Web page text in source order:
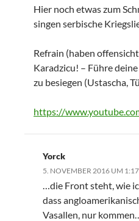
Hier noch etwas zum
singen serbische
Refrain (haben
Karadzicu! – Führe
zu besiegen (Ustascha,
https://
Yorck
5. NOVEMBER 2016 UM
…die Front steht, wie
dass
Vasallen, nur